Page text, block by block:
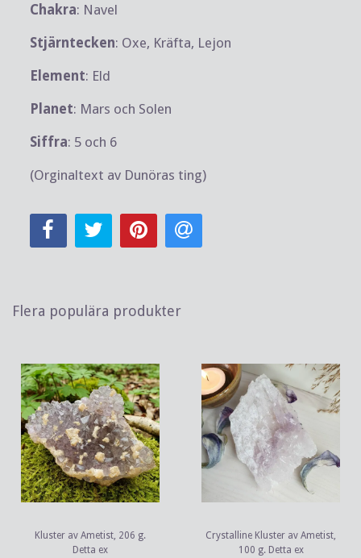
Chakra: Navel
Stjärntecken: Oxe, Kräfta, Lejon
Element: Eld
Planet: Mars och Solen
Siffra: 5 och 6
(Orginaltext av Dunöras ting)
Flera populära produkter
Kluster av Ametist, 206 g.
Detta ex
Crystalline Kluster av Ametist,
100 g. Detta ex